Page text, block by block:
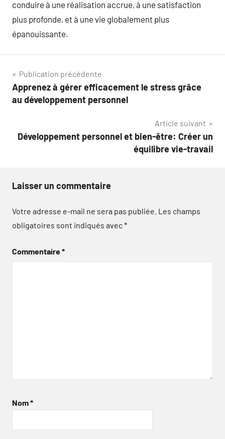
conduire à une réalisation accrue, à une satisfaction
plus profonde, et à une vie globalement plus
épanouissante.
Navigation
de
Publication précédente
Apprenez à gérer efficacement le stress grâce
au développement personnel
Article suivant
Développement personnel et bien-être: Créer un
équilibre vie-travail
Laisser un commentaire
Votre adresse e-mail ne sera pas publiée. Les champs
obligatoires sont indiqués avec*
Commentaire*
Nom*